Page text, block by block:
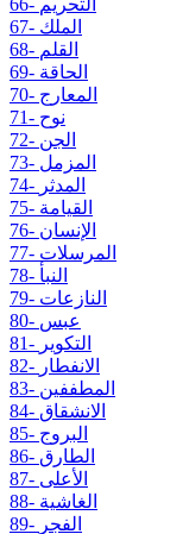
67- الملك
68- القلم
69- الحاقة
70- المعارج
71- نوح
72- الجن
73- المزمل
74- المدثر
75- القيامة
76- الإنسان
77- المرسلات
78- النبأ
79- النازعات
80- عبس
81- التكوير
82- الانفطار
83- المطففين
84- الانشقاق
85- البروج
86- الطارق
87- الأعلى
88- الغاشية
89- الفجر